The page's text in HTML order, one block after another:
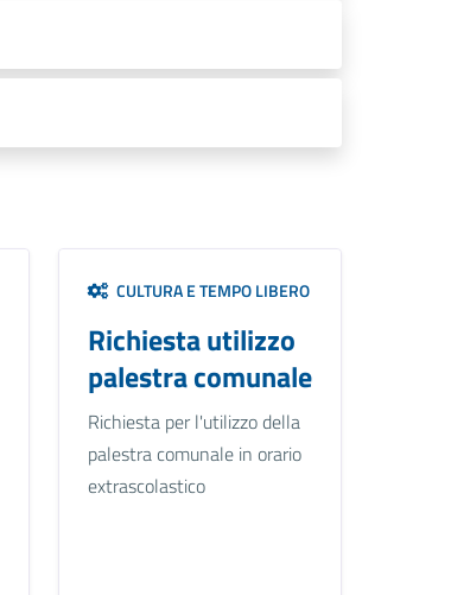
CULTURA E TEMPO LIBERO
Richiesta utilizzo
palestra comunale
Richiesta per l'utilizzo della
palestra comunale in orario
extrascolastico